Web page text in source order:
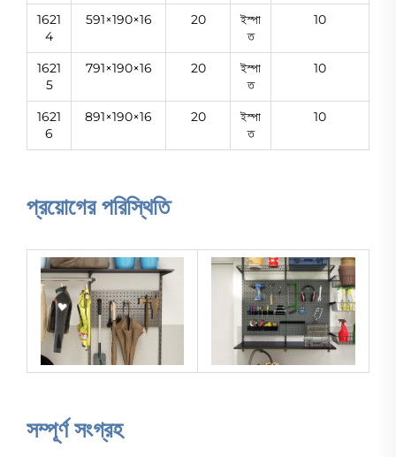
1621
4
591×190×16 20
ইস্পা
ত
10
1621
5
791×190×16 20
ইস্পা
ত
10
1621
6
891×190×16 20
ইস্পা
ত
10
প্রয়োগের পরিস্থিতি
সম্পূর্ণ সংগ্রহ